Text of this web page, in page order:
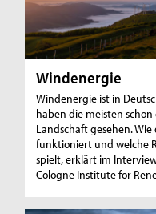
Windenergie
Windenergie ist in
haben die meisten
Landschaft gesehen.
funktioniert und welche
spielt, erklärt im
Cologne Institute for